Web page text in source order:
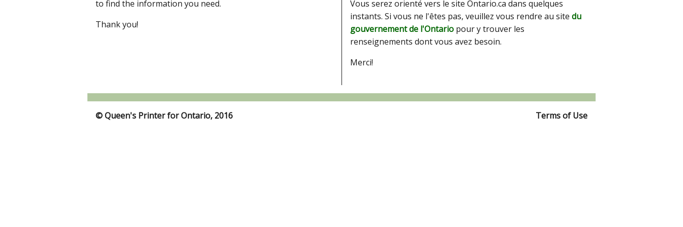
to find the information you need.
Thank you!
Vous serez orienté vers le site Ontario.ca dans quelques
instants. Si vous ne l'êtes pas, veuillez vous rendre au site du
gouvernement de l'Ontario pour y trouver les
renseignements dont vous avez besoin.
Merci!
© Queen's Printer for Ontario, 2016 Terms of Use